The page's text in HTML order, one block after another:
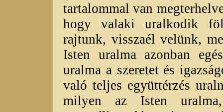
tartalommal van
hogy valaki uralkodik
rajtunk, visszaél velünk,
Isten uralma azonban
uralma a szeretet és
való teljes együttérzés
milyen az Isten